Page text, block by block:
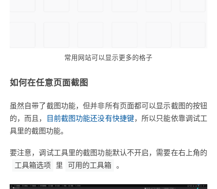
常用网站可以显示更多的格子
如何在任意页面截图
虽然自带了截图功能，但并非所有页面都可以显示截图的按钮
的，而且，
目前截图功能还没有快捷键，所以只能依靠调试工
具里的截图功能。
要注意，调试工具里的截图功能默认不开启，需要在右上角的
工具箱选项 里 可用的工具箱 。